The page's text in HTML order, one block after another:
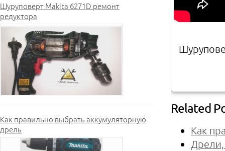
Шуруповерт Makita 6271D ремонт
редуктора
Как правильно выбрать аккумуляторную
дрель
Related
Как